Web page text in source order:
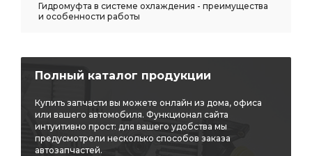
Гидромуфта в системе охлаждения - преимущества
и особенности работы
Полный каталог продукции
Купить запчасти вы можете онлайн из дома, офиса
или вашего автомобиля. Функционал сайта
интуитивно прост: для вашего удобства мы
предусмотрели несколько способов заказа
автозапчастей.